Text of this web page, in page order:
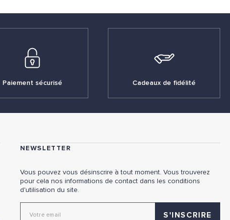
Paiement sécurisé Cadeaux de fidélité
NEWSLETTER
Vous pouvez vous désinscrire à tout moment. Vous trouverez
pour cela nos informations de contact dans les conditions
d'utilisation du site.